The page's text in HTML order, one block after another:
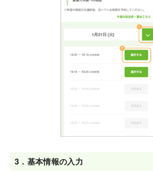
3． 基本情報の入力